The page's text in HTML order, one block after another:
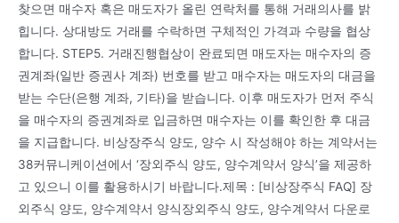
찾으면 매수자 혹은 매도자가 올린 연락처를 통해 거래의사를 밝
힙니다. 상대방도 거래를 수락하면 구체적인 가격과 수량을 협상
합니다. STEP5. 거래진행협상이 완료되면 매도자는 매수자의 증
권계좌(일반 증권사 계좌) 번호를 받고 매수자는 매도자의 대금을
받는 수단(은행 계좌, 기타)을 받습니다. 이후 매도자가 먼저 주식
을 매수자의 증권계좌로 입금하면 매수자는 이를 확인한 후 대금
을 지급합니다. 비상장주식 양도, 양수 시 작성해야 하는 계약서는
38커뮤니케이션에서 ‘장외주식 양도, 양수계약서 양식’을 제공하
고 있으니 이를 활용하시기 바랍니다.제목 : [비상장주식 FAQ] 장
외주식 양도, 양수계약서 양식장외주식 양도, 양수계약서 다운로